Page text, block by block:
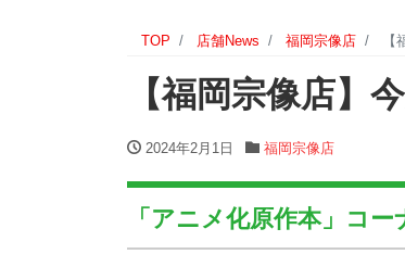
TOP 店舗News 福岡宗像店
【福岡宗像店】
2024年2月1日 福岡宗像店
「アニメ化原作本」コー